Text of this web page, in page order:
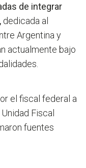
de integrar
dedicada al
Argentina y
actualmente bajo
el fiscal federal a
Fiscal
fuentes